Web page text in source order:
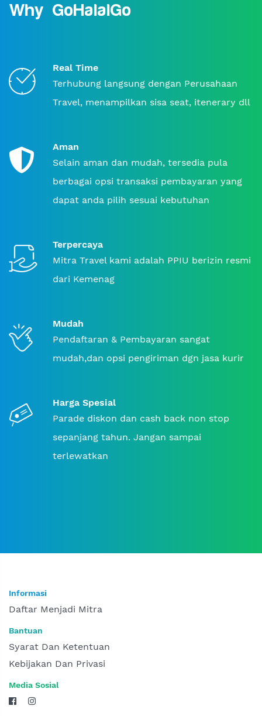
Why GoHalalGo
Real Time
Terhubung langsung dengan Perusahaan
Travel, menampilkan sisa seat, itenerary dll
Aman
Selain aman dan mudah, tersedia pula
berbagai opsi transaksi pembayaran yang
dapat anda pilih sesuai kebutuhan
Terpercaya
Mitra Travel kami adalah PPIU berizin resmi
dari Kemenag
Mudah
Pendaftaran & Pembayaran sangat
mudah,dan opsi pengiriman dgn jasa kurir
Harga Spesial
Parade diskon dan cash back non stop
sepanjang tahun. Jangan sampai
terlewatkan
Informasi
Daftar Menjadi Mitra
Bantuan
Syarat Dan Ketentuan
Kebijakan Dan Privasi
Media Sosial